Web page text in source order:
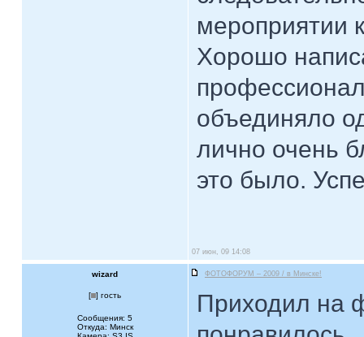
мероприятии
Хорошо
объединяло
лично очень
это было.
07 июн, 09 14:08
wizard ФОТОФОРУМ – 2009 / в Минске!
[ ] гость
Сообщения: 5
Откуда: Минск
Приходил на